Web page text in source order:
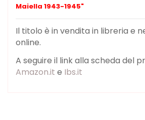
Maiella 1943-1945"
Il titolo è in vendita in libreria e
online.
A seguire il link alla scheda del
Amazon.it e Ibs.it